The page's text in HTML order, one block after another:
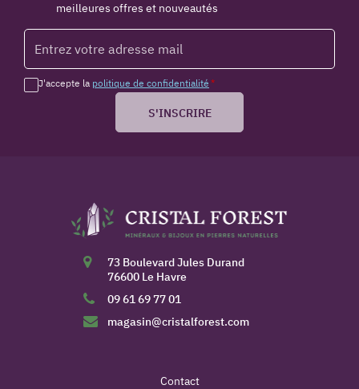
meilleures offres et nouveautés
J'accepte la politique de confidentialité *
S'INSCRIRE
73 Boulevard Jules Durand
76600 Le Havre
09 61 69 77 01
magasin@cristalforest.com
Contact